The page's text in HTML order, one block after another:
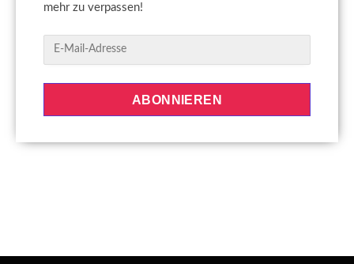
mehr zu verpassen!
-
ABONNIEREN